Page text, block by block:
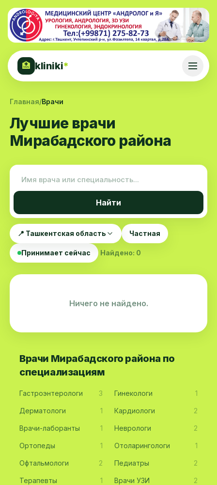
🏥 kliniki*
Главная/Врачи
Лучшие врачи
Мирабадского района
Найти
📍 Ташкентская область Частная
Принимает сейчас Найдено: 0
Ничего не найдено.
Врачи Мирабадского района по
специализациям
Гастроэнтерологи 3 Гинекологи 1
Дерматологи 1 Кардиологи 2
Врачи-лаборанты 1 Неврологи 2
Ортопеды 1 Отоларингологи 1
Офтальмологи 2 Педиатры 2
Терапевты 1 Врачи УЗИ 2